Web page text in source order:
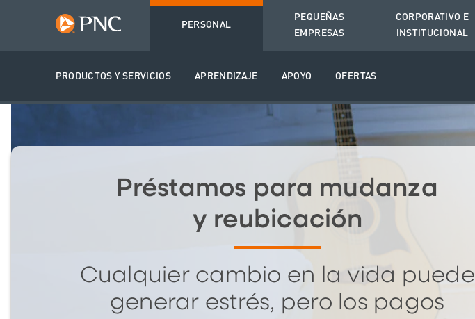
PERSONAL
PRODUCTOS Y SERVICIOS APRENDIZAJE APOYO OFERTAS
PEQUEÑAS
EMPRESAS
CORPORATIVO E
INSTITUCIONAL
Préstamos para mudanza
y reubicación
Cualquier cambio en la vida puede
generar estrés, pero los pagos